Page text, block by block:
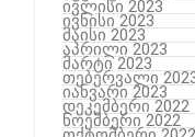
ივლისი 2023
ივნისი 2023
მაისი 2023
აპრილი 2023
მარტი 2023
თებერვალი
იანვარი 2023
დეკემბერი 2022
ნოემბერი 2022